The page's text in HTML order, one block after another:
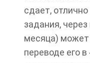
сдает,
задания,
месяца) может
переводе его в